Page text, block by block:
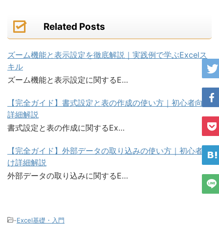
Related Posts
ズーム機能と表示設定を徹底解説｜実践例で学ぶExcelス
キル
ズーム機能と表示設定に関するE…
【完全ガイド】書式設定と表の作成の使い方｜初心者向け
詳細解説
書式設定と表の作成に関するEx…
【完全ガイド】外部データの取り込みの使い方｜初心者向
け詳細解説
外部データの取り込みに関するE…
-Excel基礎・入門